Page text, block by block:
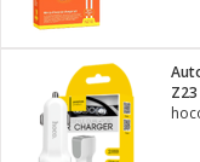
table
kamere